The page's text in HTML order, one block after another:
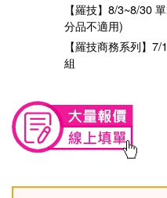
【羅技】8/3~8/30
分品不適用)
【羅技商務系列】
組